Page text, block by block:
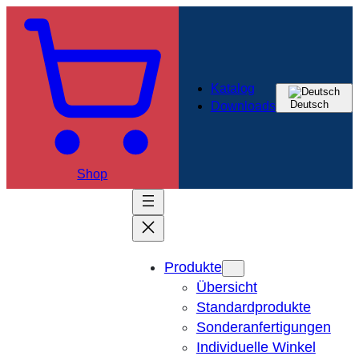
Shop
Katalog
Downloads
Deutsch
Produkte
Übersicht
Standardprodukte
Sonderanfertigungen
Individuelle Winkel